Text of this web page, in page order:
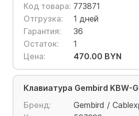
Код товара: 773871
Отгрузка:
1 дней
Гарантия:
36
Остаток:
1
Цена:
470.00 BYN
Клавиатура Gembird KBW-
Бренд:
Gembird /